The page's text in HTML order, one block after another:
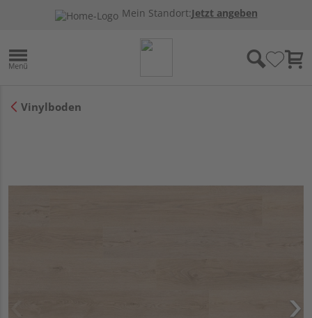
Mein Standort:Jetzt angeben
Vinylboden